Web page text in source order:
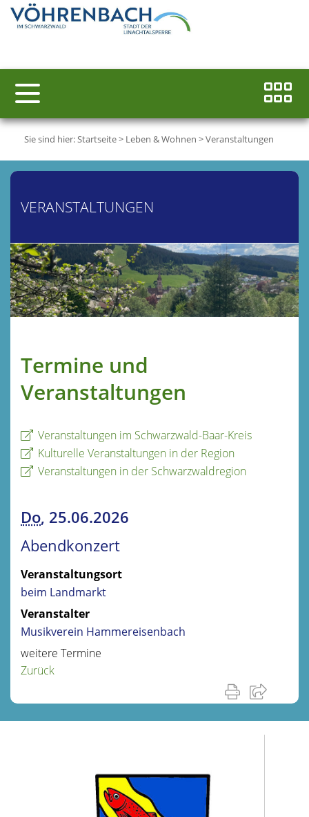
Sie sind hier:Startseite> Leben & Wohnen >Veranstaltungen
VERANSTALTUNGEN
Termine und
Veranstaltungen
Veranstaltungen im Schwarzwald-Baar-Kreis
Kulturelle Veranstaltungen in der Region
Veranstaltungen in der Schwarzwaldregion
Do, 25.06.2026
Abendkonzert
Veranstaltungsort
beim Landmarkt
Veranstalter
Musikverein Hammereisenbach
weitere Termine
Zurück